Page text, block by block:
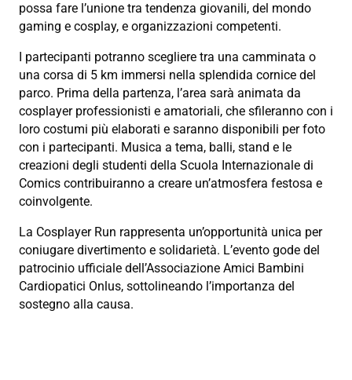
possa fare l’unione tra tendenza giovanili, del mondo
gaming e cosplay, e organizzazioni competenti.
I partecipanti potranno scegliere tra una camminata o
una corsa di 5 km immersi nella splendida cornice del
parco. Prima della partenza, l’area sarà animata da
cosplayer professionisti e amatoriali, che sfileranno con i
loro costumi più elaborati e saranno disponibili per foto
con i partecipanti. Musica a tema, balli, stand e le
creazioni degli studenti della Scuola Internazionale di
Comics contribuiranno a creare un’atmosfera festosa e
coinvolgente.
La Cosplayer Run rappresenta un’opportunità unica per
coniugare divertimento e solidarietà. L’evento gode del
patrocinio ufficiale dell’Associazione Amici Bambini
Cardiopatici Onlus, sottolineando l’importanza del
sostegno alla causa.